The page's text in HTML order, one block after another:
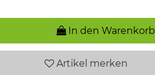
In den Warenkorb
Artikel merken